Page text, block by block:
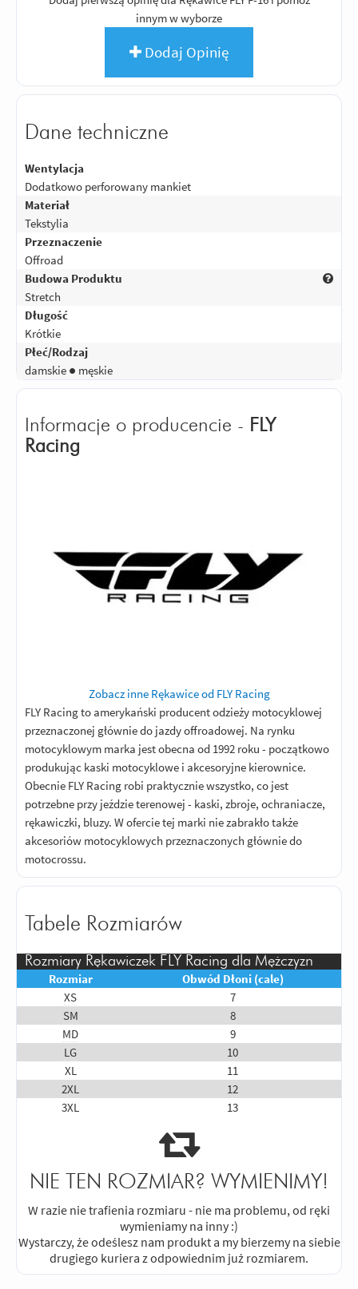
innym w wyborze
Dodaj Opinię
Dane techniczne
Wentylacja
Dodatkowo perforowany mankiet
Materiał
Tekstylia
Przeznaczenie
Offroad
Budowa Produktu
Stretch
Długość
Krótkie
Płeć/Rodzaj
damskie ● męskie
Informacje o producencie - FLY
Racing
Zobacz inne Rękawice od FLY Racing
FLY Racing to amerykański producent odzieży motocyklowej
przeznaczonej głównie do jazdy offroadowej. Na rynku
motocyklowym marka jest obecna od 1992 roku - początkowo
produkując kaski motocyklowe i akcesoryjne kierownice.
Obecnie FLY Racing robi praktycznie wszystko, co jest
potrzebne przy jeździe terenowej - kaski, zbroje, ochraniacze,
rękawiczki, bluzy. W ofercie tej marki nie zabrakło także
akcesoriów motocyklowych przeznaczonych głównie do
motocrossu.
Tabele Rozmiarów
Rozmiary Rękawiczek FLY Racing dla Mężczyzn
Rozmiar
Obwód Dłoni (cale)
XS
7
SM
8
MD
9
LG
10
XL
11
2XL
12
3XL
13
NIE TEN ROZMIAR? WYMIENIMY!
W razie nie trafienia rozmiaru - nie ma problemu, od ręki
wymieniamy na inny :)
Wystarczy, że odeślesz nam produkt a my bierzemy na siebie
drugiego kuriera z odpowiednim już rozmiarem.